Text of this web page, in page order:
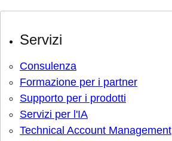
Servizi
Consulenza
Formazione per i partner
Supporto per i prodotti
Servizi per l'IA
Technical Account Management